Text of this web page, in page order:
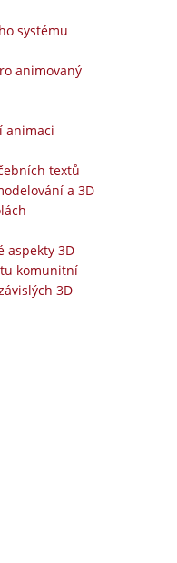
systému
animovaný
textů
a 3D
aspekty 3D
komunitní
3D